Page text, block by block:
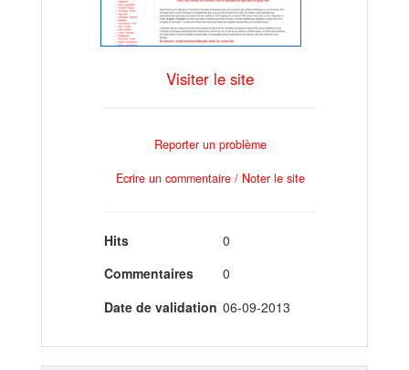
Visiter le site
Reporter un problème
Ecrire un commentaire / Noter le site
Hits
0
Commentaires
0
Date de validation 06-09-2013